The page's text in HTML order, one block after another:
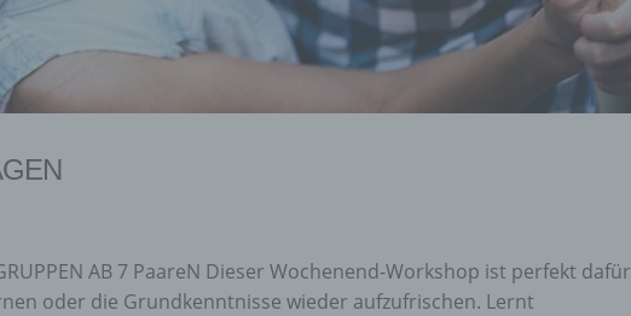
AB 7 PaareN Dieser Wochenend-Workshop ist perfekt dafür
oder die Grundkenntnisse wieder aufzufrischen. Lernt